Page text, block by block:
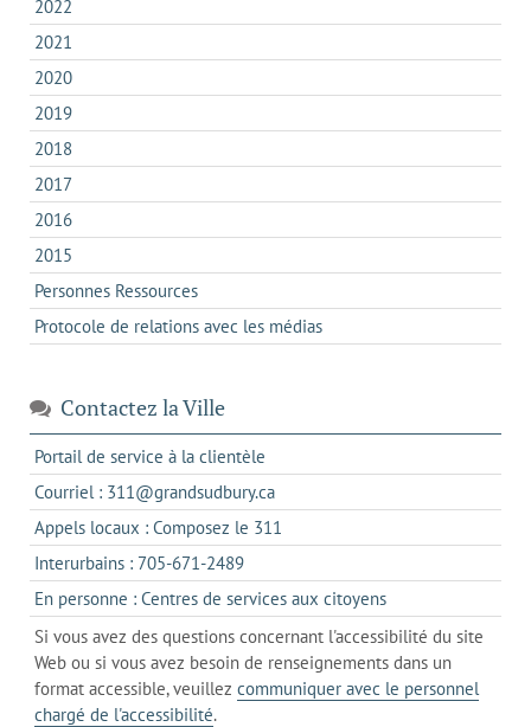
2022
2021
2020
2019
2018
2017
2016
2015
Personnes Ressources
Protocole de relations avec les médias
Contactez la Ville
Portail de service à la clientèle
dans
un
nouvel
Courriel : 311@grandsudbury.cas'ouvre
dans
votre
de
messagerie
Appels locaux : Composez le 311
dans
un
client
de
votre
téléphone
Interurbains : 705-671-2489s'ouvre
dans
un
client
de
votre
En personne : Centres de services aux citoyenss'ouvre
dans
l'onglet
actuel
Si vous avez des questions concernant l'accessibilité du site
Web ou si vous avez besoin de renseignements dans un
format accessible, veuillez communiquer avec le personnel
chargé de l'accessibilité.